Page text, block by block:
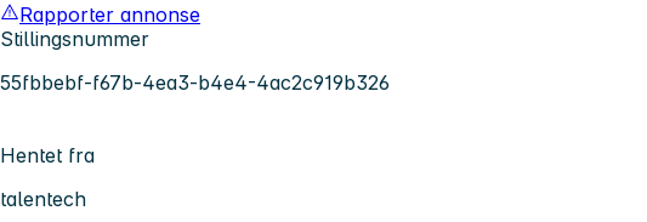
Rapporter annonse
Stillingsnummer
55fbbebf-f67b-4ea3-b4e4-4ac2c919b326
Hentet fra
talentech